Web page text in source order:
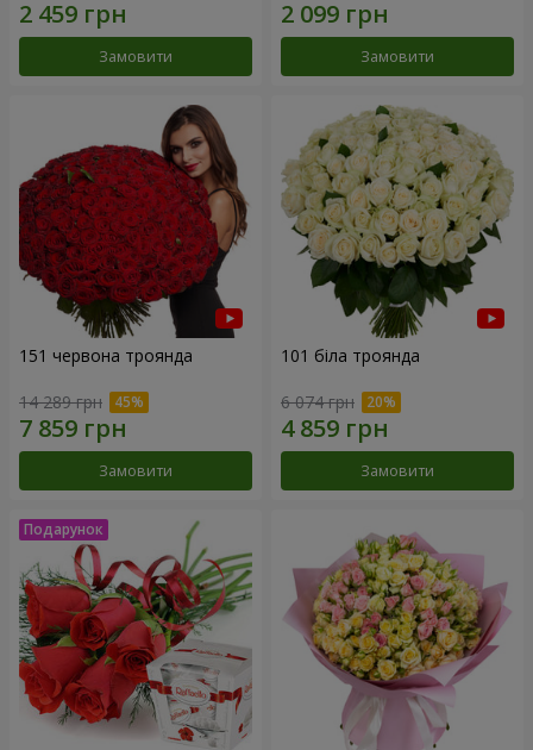
Замовити Замовити
151 червона троянда
14 289 грн
Замовити
101 біла троянда
6 074 грн
Замовити